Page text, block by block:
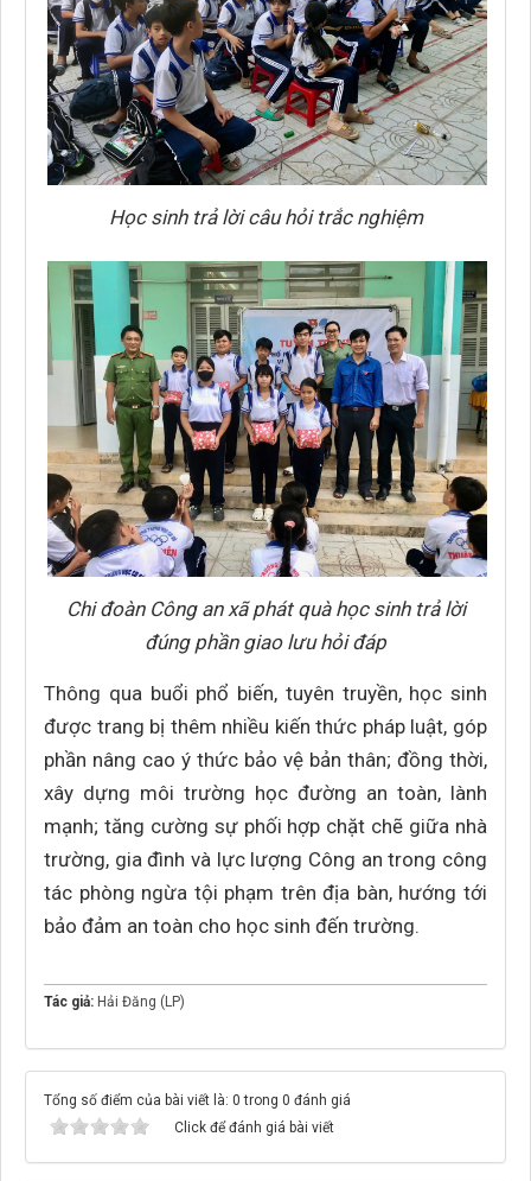
Học sinh trả lời câu hỏi trắc nghiệm
Chi đoàn Công an xã phát quà học sinh trả lời
đúng phần giao lưu hỏi đáp
Thông qua buổi phổ biến, tuyên truyền, học sinh
được trang bị thêm nhiều kiến thức pháp luật, góp
phần nâng cao ý thức bảo vệ bản thân; đồng thời,
xây dựng môi trường học đường an toàn, lành
mạnh; tăng cường sự phối hợp chặt chẽ giữa nhà
trường, gia đình và lực lượng Công an trong công
tác phòng ngừa tội phạm trên địa bàn, hướng tới
bảo đảm an toàn cho học sinh đến trường.
Tác giả: Hải Đăng (LP)
Tổng số điểm của bài viết là: 0 trong 0 đánh giá
Click để đánh giá bài viết